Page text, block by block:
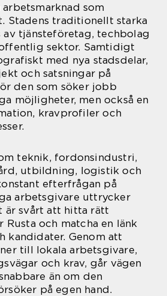
som
Stadens traditionellt starka
tjänsteföretag, techbolag
sektor. Samtidigt
med nya stadsdelar,
och satsningar på
den som söker jobb
möjligheter, men också en
kravprofiler och
teknik, fordonsindustri,
utbildning, logistik och
efterfrågan på
arbetsgivare uttrycker
svårt att hitta rätt
Rusta och matcha en länk
kandidater. Genom att
till lokala arbetsgivare,
och krav, går vägen
än om den
på egen hand.